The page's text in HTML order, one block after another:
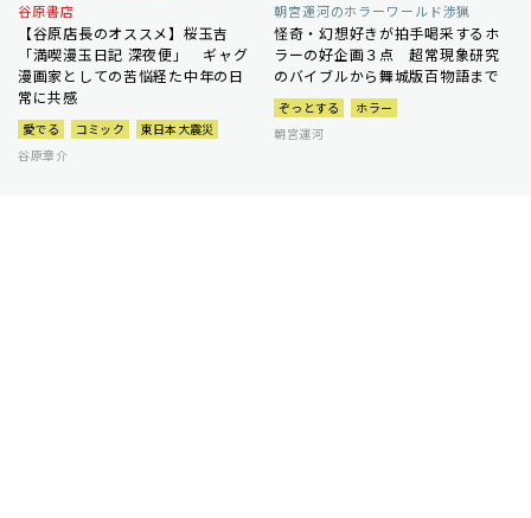
谷原書店
【谷原店長のオススメ】桜玉吉
「満喫漫玉日記 深夜便」 ギャグ
漫画家としての苦悩経た中年の日
常に共感
愛でる コミック
東日本大震災
谷原章介
朝宮運河のホラーワールド渉猟
怪奇・幻想好きが拍手喝采するホ
ラーの好企画３点 超常現象研究
のバイブルから舞城版百物語まで
ぞっとする
ホラー
朝宮運河